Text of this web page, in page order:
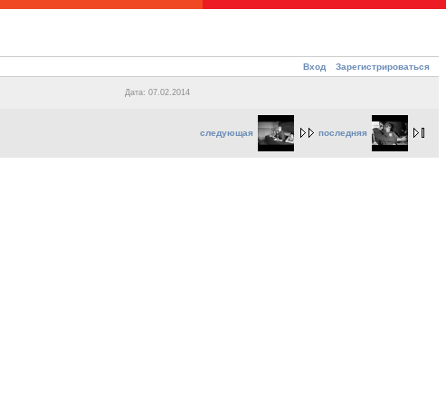
Вход Зарегистрироваться
Дата: 07.02.2014
следующая последняя